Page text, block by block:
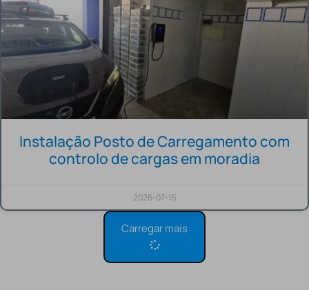
Instalação Posto de Carregamento com
controlo de cargas em moradia
2026-07-15
Carregar mais